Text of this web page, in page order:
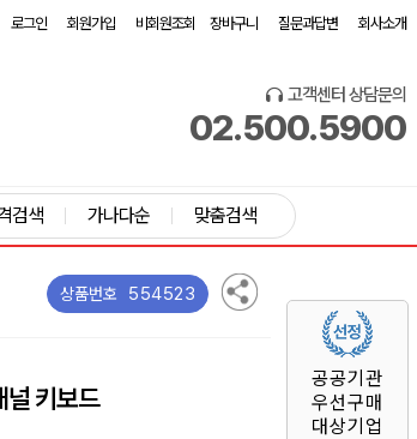
로그인 회원가입 비회원조회 장바구니 질문과답변 회사소개
고객센터 상담문의
02.500.5900
공공기관
우선구매
대상기업
검색 가나다순 맞춤검색
상품번호 554523
키보드